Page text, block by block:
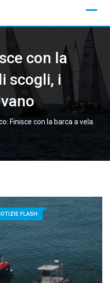
con la
scogli, i
Finisce con la barca a vela
FLASH